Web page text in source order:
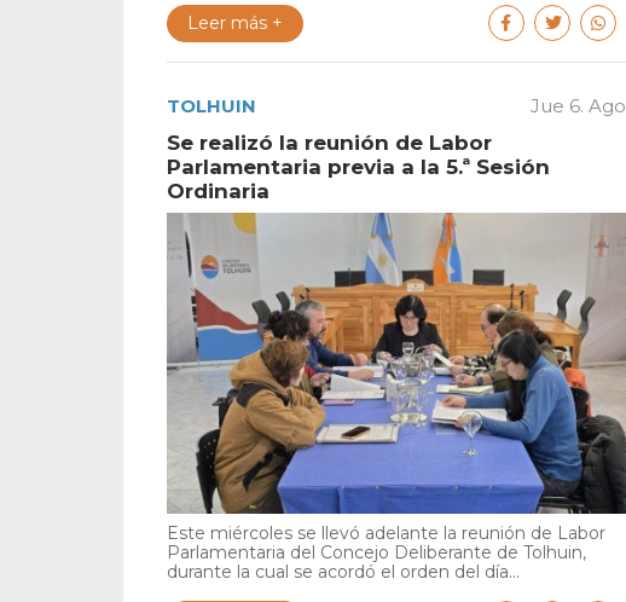
Leer más +
TOLHUIN Jue 6. Ago
Se realizó la reunión de Labor
Parlamentaria previa a la 5.ª Sesión
Ordinaria
Este miércoles se llevó adelante la reunión de Labor
Parlamentaria del Concejo Deliberante de Tolhuin,
durante la cual se acordó el orden del día...